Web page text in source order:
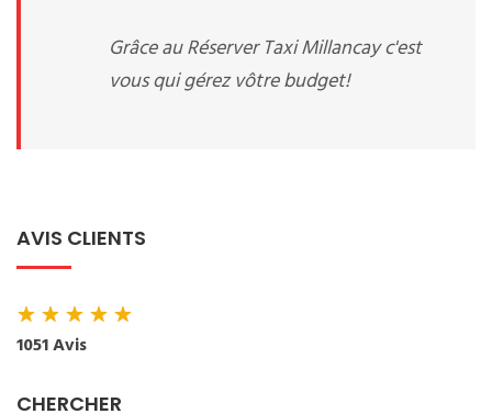
Grâce au Réserver Taxi Millancay c'est
vous qui gérez vôtre budget!
AVIS CLIENTS
★★★★★
1051 Avis
CHERCHER